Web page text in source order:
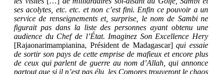
ses acolytes, etc. etc. et non c’est fini. Enfin ce pouvoir a un
service de renseignements et, surprise, le nom de Sambi ne
figurait pas dans la liste des personnes ayant obtenu une
audience du Chef de l’État. Imaginez Son Excellence Hery
[Rajaonarimampianina, Président de Madagascar]qui essaie
de sortir son pays de cette emprise de mafieux et encore plus
de ceux qui parlent de guerre au nom d’Allah, qui annonce
partout que si il n’est pas élu, les Comores trouveront le chaos